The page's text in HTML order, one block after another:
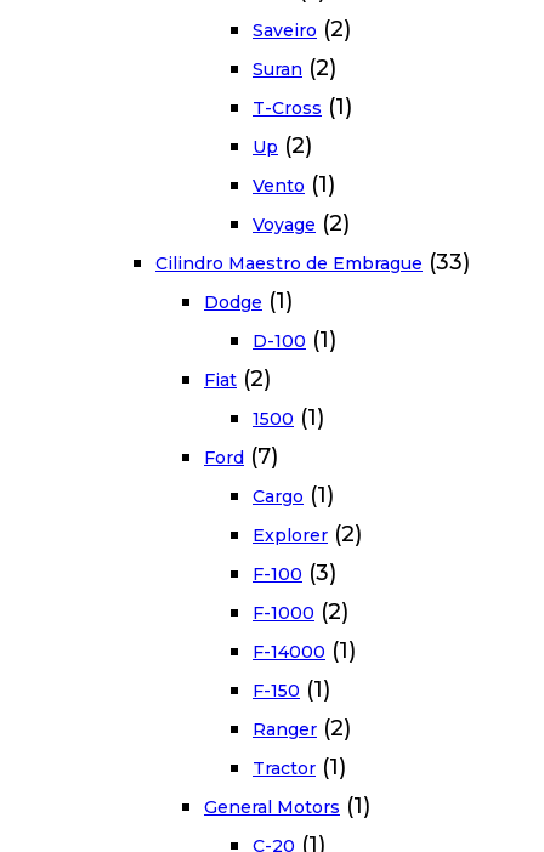
Saveiro (2)
Suran (2)
T-Cross (1)
Up (2)
Vento (1)
Voyage (2)
Cilindro Maestro de Embrague (33)
Dodge (1)
D-100 (1)
Fiat (2)
1500 (1)
Ford (7)
Cargo (1)
Explorer (2)
F-100 (3)
F-1000 (2)
F-14000 (1)
F-150 (1)
Ranger (2)
Tractor (1)
General Motors (1)
C-20 (1)